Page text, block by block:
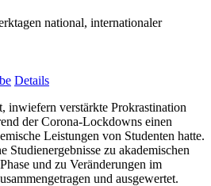
national, internationaler
Details
inwiefern verstärkte Prokrastination
der Corona-Lockdowns einen
Leistungen von Studenten hatte.
Studienergebnisse zu akademischen
und zu Veränderungen im
und ausgewertet.